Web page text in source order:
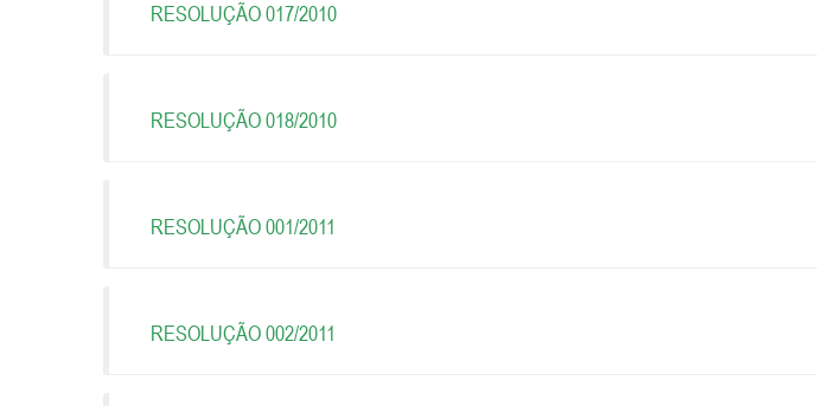
RESOLUÇÃO 017/2010
RESOLUÇÃO 018/2010
RESOLUÇÃO 001/2011
RESOLUÇÃO 002/2011